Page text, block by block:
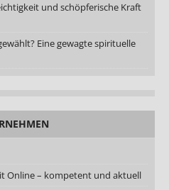
und schöpferische Kraft
Eine gewagte spirituelle
Online – kompetent und aktuell